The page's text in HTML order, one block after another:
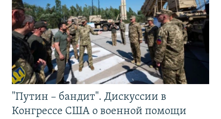
"Путин – бандит". Дискуссии в
Конгрессе США о военной помощи